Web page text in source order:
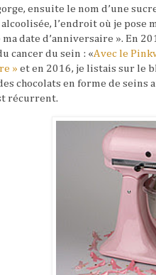
ensuite le nom d’une
l’endroit où je pose
date d’anniversaire ». En
cancer du sein : «Avec le
» et en 2016, je listais sur le
chocolats en forme de seins
récurrent.